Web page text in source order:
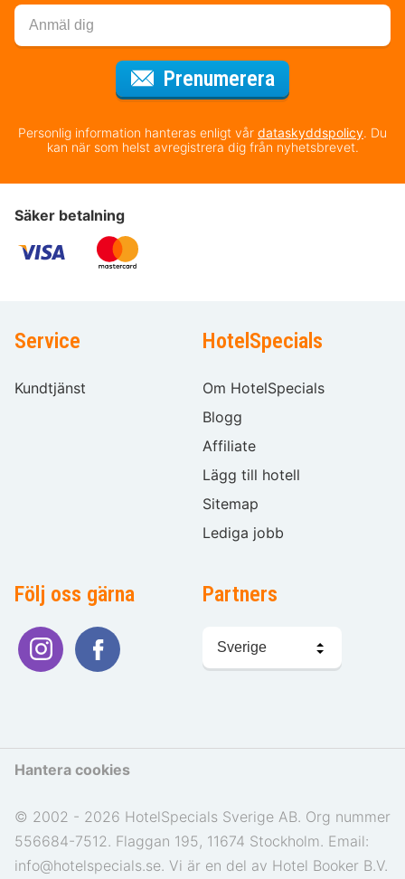
Prenumerera
Personlig information hanteras enligt vår dataskyddspolicy. Du
kan när som helst avregistrera dig från nyhetsbrevet.
Säker betalning
Service
Kundtjänst
HotelSpecials
Om HotelSpecials
Blogg
Affiliate
Lägg till hotell
Sitemap
Lediga jobb
Följ oss gärna Partners
språk
Hantera cookies
© 2002 - 2026 HotelSpecials Sverige AB. Org nummer
556684-7512. Flaggan 195, 11674 Stockholm. Email:
info@hotelspecials.se. Vi är en del av Hotel Booker B.V.